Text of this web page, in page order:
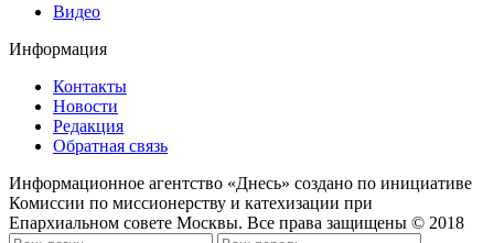
Видео
Информация
Контакты
Новости
Редакция
Обратная связь
Информационное агентство «Днесь» создано по инициативе
Комиссии по миссионерству и катехизации при
Епархиальном совете Москвы. Все права защищены © 2018